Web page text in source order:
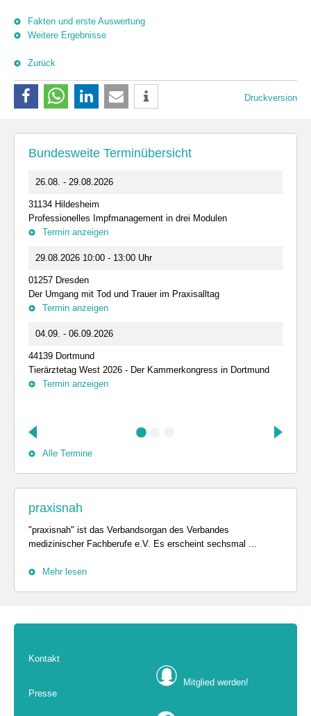
Fakten und erste Auswertung
Weitere Ergebnisse
Zurück
Druckversion
Bundesweite Terminübersicht
26.08. - 29.08.2026
31134 Hildesheim
Professionelles Impfmanagement in drei Modulen
Termin anzeigen
29.08.2026 10:00 - 13:00 Uhr
01257 Dresden
Der Umgang mit Tod und Trauer im Praxisalltag
Termin anzeigen
04.09. - 06.09.2026
44139 Dortmund
Tierärztetag West 2026 - Der Kammerkongress in Dortmund
Termin anzeigen
Alle Termine
praxisnah
"praxisnah" ist das Verbandsorgan des Verbandes
medizinischer Fachberufe e.V. Es erscheint sechsmal ...
Mehr lesen
Kontakt
Presse
Mitglied werden!